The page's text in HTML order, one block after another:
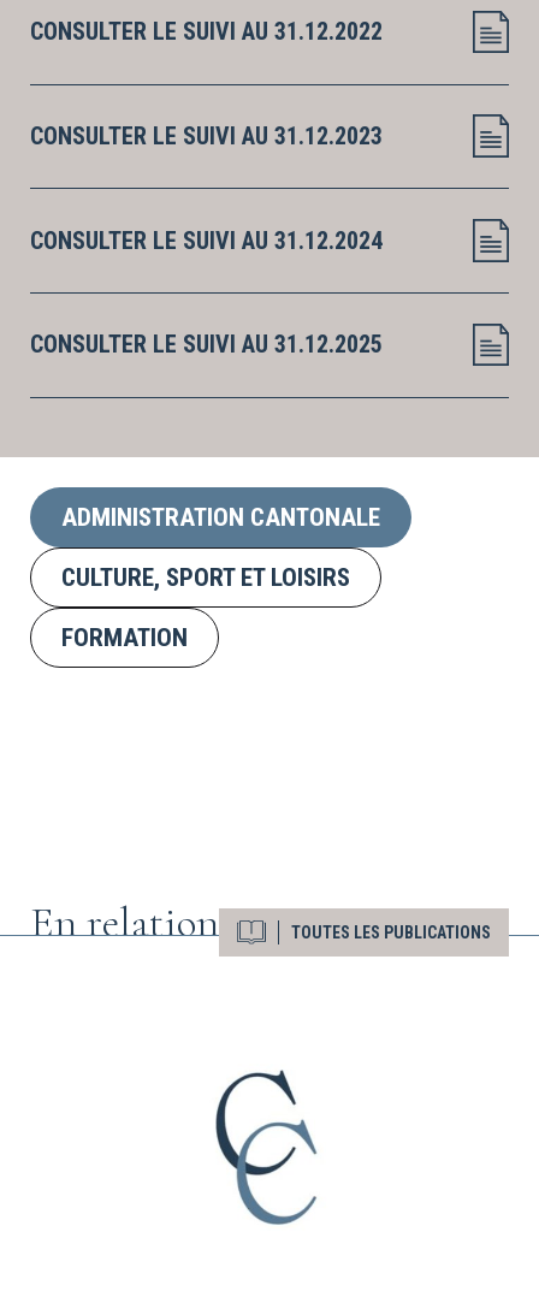
CONSULTER LE SUIVI AU 31.12.2022
CONSULTER LE SUIVI AU 31.12.2023
CONSULTER LE SUIVI AU 31.12.2024
CONSULTER LE SUIVI AU 31.12.2025
ADMINISTRATION CANTONALE
CULTURE, SPORT ET LOISIRS
FORMATION
En relation TOUTES LES PUBLICATIONS